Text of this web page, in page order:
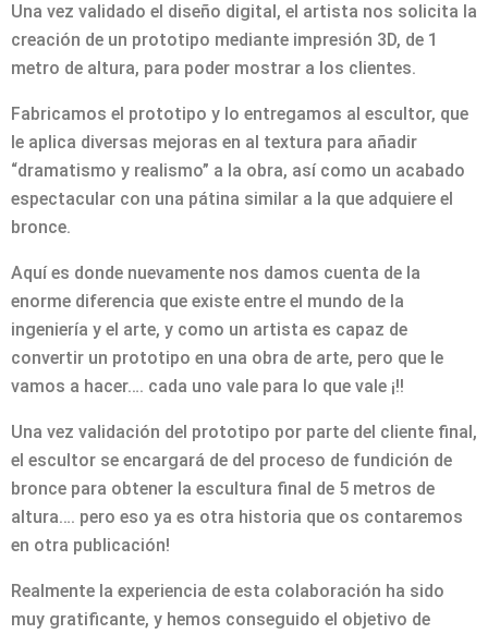
Una vez validado el diseño digital, el artista nos solicita la
creación de un prototipo mediante impresión 3D, de 1
metro de altura, para poder mostrar a los clientes.
Fabricamos el prototipo y lo entregamos al escultor, que
le aplica diversas mejoras en al textura para añadir
“dramatismo y realismo” a la obra, así como un acabado
espectacular con una pátina similar a la que adquiere el
bronce.
Aquí es donde nuevamente nos damos cuenta de la
enorme diferencia que existe entre el mundo de la
ingeniería y el arte, y como un artista es capaz de
convertir un prototipo en una obra de arte, pero que le
vamos a hacer…. cada uno vale para lo que vale ¡!!
Una vez validación del prototipo por parte del cliente final,
el escultor se encargará de del proceso de fundición de
bronce para obtener la escultura final de 5 metros de
altura…. pero eso ya es otra historia que os contaremos
en otra publicación!
Realmente la experiencia de esta colaboración ha sido
muy gratificante, y hemos conseguido el objetivo de